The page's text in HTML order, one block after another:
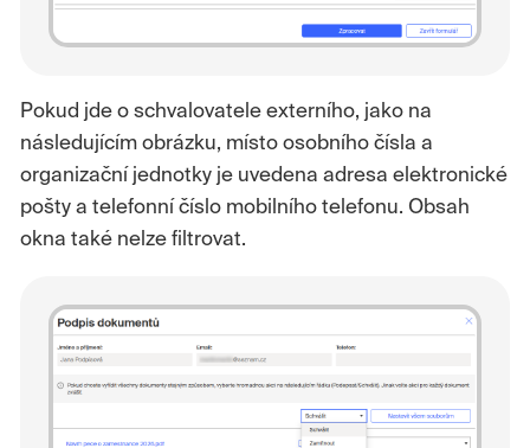
Pokud jde o schvalovatele externího, jako na
následujícím obrázku, místo osobního čísla a
organizační jednotky je uvedena adresa elektronické
pošty a telefonní číslo mobilního telefonu. Obsah
okna také nelze filtrovat.